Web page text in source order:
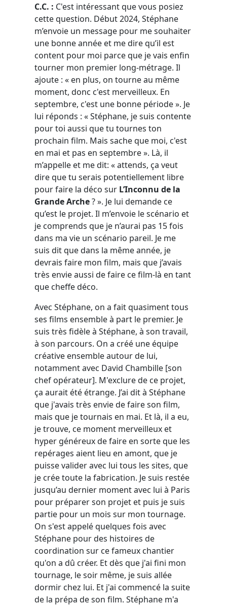
C.C. : C'est intéressant que vous posiez
cette question. Début 2024, Stéphane
m’envoie un message pour me souhaiter
une bonne année et me dire qu’il est
content pour moi parce que je vais enfin
tourner mon premier long-métrage. Il
ajoute : « en plus, on tourne au même
moment, donc c'est merveilleux. En
septembre, c'est une bonne période ». Je
lui réponds : « Stéphane, je suis contente
pour toi aussi que tu tournes ton
prochain film. Mais sache que moi, c'est
en mai et pas en septembre ». Là, il
m’appelle et me dit: « attends, ça veut
dire que tu serais potentiellement libre
pour faire la déco sur L’Inconnu de la
Grande Arche? ». Je lui demande ce
qu’est le projet. Il m’envoie le scénario et
je comprends que je n’aurai pas 15 fois
dans ma vie un scénario pareil. Je me
suis dit que dans la même année, je
devrais faire mon film, mais que j’avais
très envie aussi de faire ce film-là en tant
que cheffe déco.
Avec Stéphane, on a fait quasiment tous
ses films ensemble à part le premier. Je
suis très fidèle à Stéphane, à son travail,
à son parcours. On a créé une équipe
créative ensemble autour de lui,
notamment avec David Chambille [son
chef opérateur]. M'exclure de ce projet,
ça aurait été étrange. J’ai dit à Stéphane
que j'avais très envie de faire son film,
mais que je tournais en mai. Et là, il a eu,
je trouve, ce moment merveilleux et
hyper généreux de faire en sorte que les
repérages aient lieu en amont, que je
puisse valider avec lui tous les sites, que
je crée toute la fabrication. Je suis restée
jusqu’au dernier moment avec lui à Paris
pour préparer son projet et puis je suis
partie pour un mois sur mon tournage.
On s'est appelé quelques fois avec
Stéphane pour des histoires de
coordination sur ce fameux chantier
qu'on a dû créer. Et dès que j'ai fini mon
tournage, le soir même, je suis allée
dormir chez lui. Et j'ai commencé la suite
de la prépa de son film. Stéphane m'a